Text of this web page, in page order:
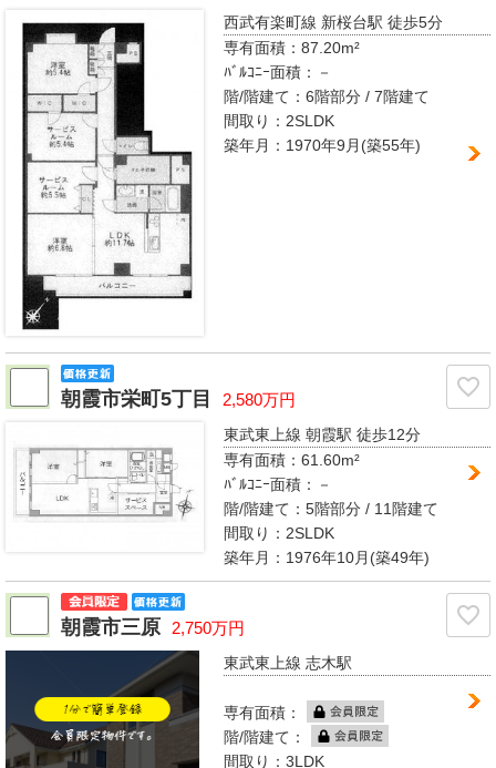
西武有楽町線 新桜台駅徒歩5分
専有面積：87.20m²
ﾊﾞﾙｺﾆｰ面積：
－
階/階建て：6階部分 / 7階建て
間取り：2SLDK
築年月：1970年9月(築55年)
朝霞市栄町5丁目 2,580万円
東武東上線 朝霞駅徒歩12分
専有面積：61.60m²
ﾊﾞﾙｺﾆｰ面積：
－
階/階建て：5階部分 / 11階建て
間取り： 2SLDK
築年月：1976年10月(築49年)
朝霞市三原 2,750万円
東武東上線 志木駅
専有面積：
階/階建て：
間取り：3LDK